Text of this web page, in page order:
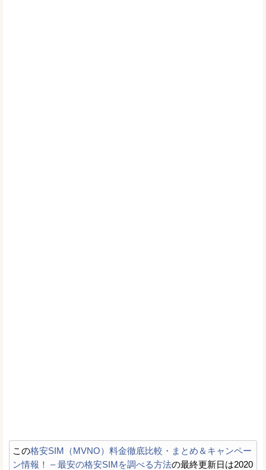
この格安SIM（MVNO）料金徹底比較・まとめ＆キャンペー
ン情報！ – 最安の格安SIMを調べる方法の最終更新日は2020